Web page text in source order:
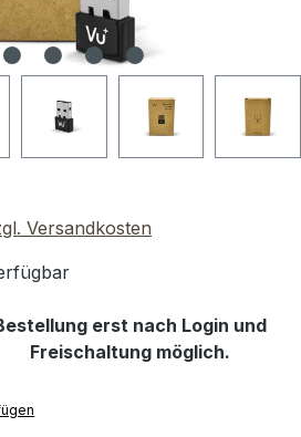
Versandkosten
Gib denerst nach Login und
Freischaltung möglich.